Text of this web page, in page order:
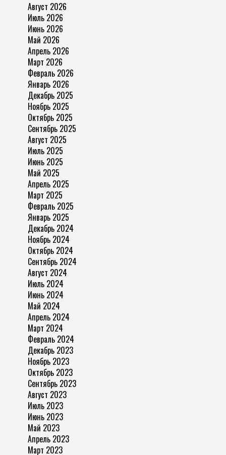
Август 2026
Июль 2026
Июнь 2026
Май 2026
Апрель 2026
Март 2026
Февраль 2026
Январь 2026
Декабрь 2025
Ноябрь 2025
Октябрь 2025
Сентябрь 2025
Август 2025
Июль 2025
Июнь 2025
Май 2025
Апрель 2025
Март 2025
Февраль 2025
Январь 2025
Декабрь 2024
Ноябрь 2024
Октябрь 2024
Сентябрь 2024
Август 2024
Июль 2024
Июнь 2024
Май 2024
Апрель 2024
Март 2024
Февраль 2024
Декабрь 2023
Ноябрь 2023
Октябрь 2023
Сентябрь 2023
Август 2023
Июль 2023
Июнь 2023
Май 2023
Апрель 2023
Март 2023